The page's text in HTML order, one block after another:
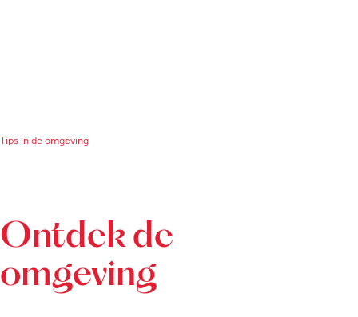
Ontdek de
omgeving
Tips in de omgeving